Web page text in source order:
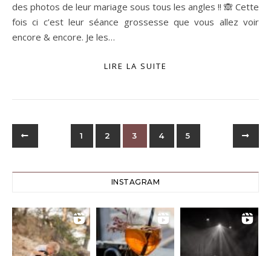
des photos de leur mariage sous tous les angles !! 🙈 Cette
fois ci c’est leur séance grossesse que vous allez voir
encore & encore. Je les…
LIRE LA SUITE
1 2 3 4 5
INSTAGRAM